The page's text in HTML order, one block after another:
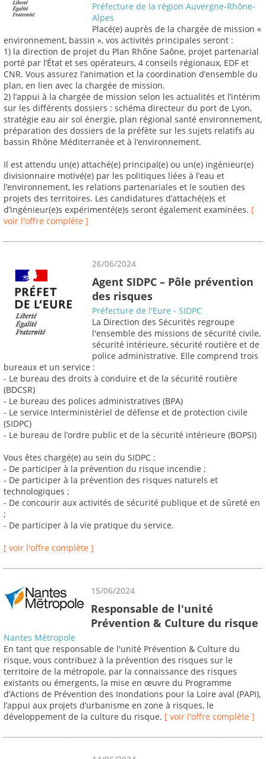
Préfecture de la région Auvergne-Rhône-
Alpes
Placé(e) auprès de la chargée de mission «
environnement, bassin », vos activités principales seront :
1) la direction de projet du Plan Rhône Saône, projet partenarial
porté par l’État et ses opérateurs, 4 conseils régionaux, EDF et
CNR. Vous assurez l’animation et la coordination d’ensemble du
plan, en lien avec la chargée de mission.
2) l’appui à la chargée de mission selon les actualités et l’intérim
sur les différents dossiers : schéma directeur du port de Lyon,
stratégie eau air sol énergie, plan régional santé environnement,
préparation des dossiers de la préfète sur les sujets relatifs au
bassin Rhône Méditerranée et à l’environnement.
Il est attendu un(e) attaché(e) principal(e) ou un(e) ingénieur(e)
divisionnaire motivé(e) par les politiques liées à l’eau et
l’environnement, les relations partenariales et le soutien des
projets des territoires. Les candidatures d’attaché(e)s et
d’ingénieur(e)s expérimenté(e)s seront également examinées. [
voir l'offre complète ]
26/06/2024
Agent SIDPC – Pôle prévention
des risques
Préfecture de l'Eure - SIDPC
La Direction des Sécurités regroupe
l'ensemble des missions de sécurité civile,
sécurité intérieure, sécurité routière et de
police administrative. Elle comprend trois
bureaux et un service :
- Le bureau des droits à conduire et de la sécurité routière
(BDCSR)
- Le bureau des polices administratives (BPA)
- Le service Interministériel de défense et de protection civile
(SIDPC)
- Le bureau de l’ordre public et de la sécurité intérieure (BOPSI)
Vous êtes chargé(e) au sein du SIDPC :
- De participer à la prévention du risque incendie ;
- De participer à la prévention des risques naturels et
technologiques ;
- De concourir aux activités de sécurité publique et de sûreté en
;
- De participer à la vie pratique du service.
[ voir l'offre complète ]
15/06/2024
Responsable de l'unité
Prévention & Culture du risque
Nantes Métropole
En tant que responsable de l'unité Prévention & Culture du
risque, vous contribuez à la prévention des risques sur le
territoire de la métropole, par la connaissance des risques
existants ou émergents, la mise en œuvre du Programme
d’Actions de Prévention des Inondations pour la Loire aval (PAPI),
l’appui aux projets d’urbanisme en zone à risques, le
développement de la culture du risque. [ voir l'offre complète ]